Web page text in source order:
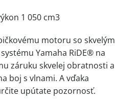
1 050 cm3
motoru so skvelým
Yamaha RiDE® na
záruku skvelej obratnosti a
boj s vlnami. A vďaka
upútate pozornosť.